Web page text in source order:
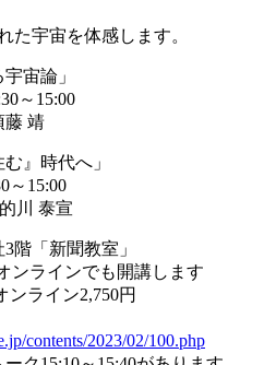
た宇宙を体感します。
宙論」
～15:00
藤 靖
』時代へ」
～15:00
川 泰宣
階「新聞教室」
ンラインでも開講します
ンライン2,750円
contents/2023/02/100.php